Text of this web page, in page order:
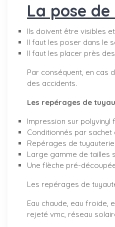
La pose
Ils doivent être visibles
Il faut les poser dans le
Il faut les placer près
Par conséquent, en cas
des accidents.
Les repérages de
Impression sur polyvinyl
Conditionnés par sachet
Repérages de
Large gamme de tailles
Une flèche pré-
Les repérages de
Eau chaude, eau froide,
rejeté vmc, réseau